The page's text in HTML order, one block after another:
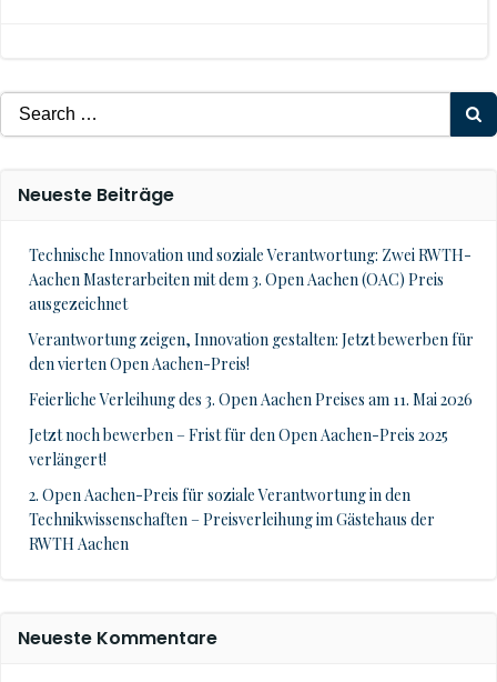
Search
for:
Neueste Beiträge
Technische Innovation und soziale Verantwortung: Zwei RWTH-
Aachen Masterarbeiten mit dem 3. Open Aachen (OAC) Preis
ausgezeichnet
Verantwortung zeigen, Innovation gestalten: Jetzt bewerben für
den vierten Open Aachen-Preis!
Feierliche Verleihung des 3. Open Aachen Preises am 11. Mai 2026
Jetzt noch bewerben – Frist für den Open Aachen-Preis 2025
verlängert!
2. Open Aachen-Preis für soziale Verantwortung in den
Technikwissenschaften – Preisverleihung im Gästehaus der
RWTH Aachen
Neueste Kommentare